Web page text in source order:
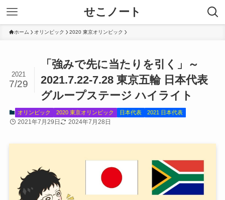
せこノート
ホーム オリンピック 2020 東京オリンピック
「強みで先に当たりを引く」～
2021.7.22-7.28 東京五輪 日本代表
グループステージ ハイライト
2021
7/29
オリンピック 2020 東京オリンピック 日本代表 2021 日本代表
2021年7月29日 2024年7月28日